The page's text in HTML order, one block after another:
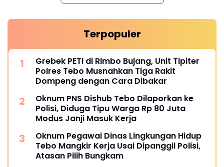
Terpopuler
Grebek PETI di Rimbo Bujang, Unit Tipiter
Polres Tebo Musnahkan Tiga Rakit
Dompeng dengan Cara Dibakar
Oknum PNS Dishub Tebo Dilaporkan ke
Polisi, Diduga Tipu Warga Rp 80 Juta
Modus Janji Masuk Kerja
Oknum Pegawai Dinas Lingkungan Hidup
Tebo Mangkir Kerja Usai Dipanggil Polisi,
Atasan Pilih Bungkam